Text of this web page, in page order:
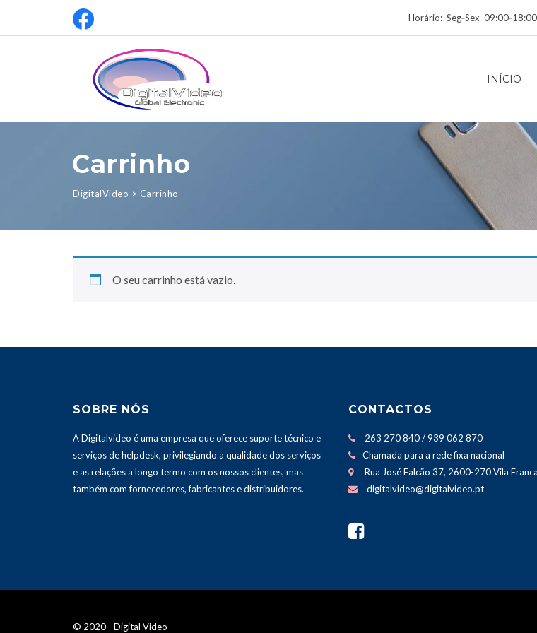
Horário: Seg‑Sex 09:00‑18:00
INÍCIO
Carrinho
DigitalVideo > Carrinho
O seu carrinho está vazio.
SOBRE NÓS
A Digitalvideo é uma empresa que oferece suporte técnico e
serviços de helpdesk, privilegiando a qualidade dos serviços
e as relações a longo termo com os nossos clientes, mas
também com fornecedores, fabricantes e distribuidores.
CONTACTOS
263 270 840 / 939 062 870
Chamada para a rede fixa nacional
Rua José Falcão 37, 2600-270 Vila
digitalvideo@digitalvideo.pt
© 2020 - Digital Video